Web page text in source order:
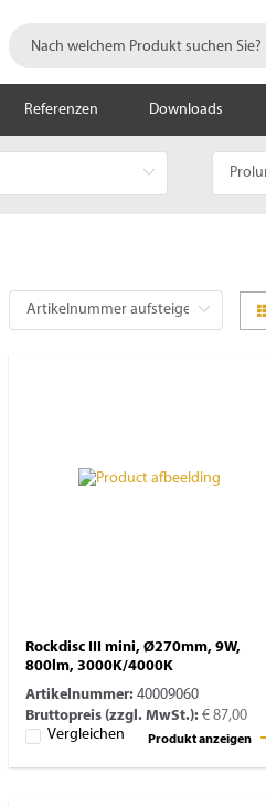
Referenzen Downloads
Rockdisc III mini, Ø270mm, 9W,
800lm, 3000K/4000K
Artikelnummer: 40009060
Bruttopreis (zzgl. MwSt.): € 87,00
Vergleichen
Produkt anzeigen